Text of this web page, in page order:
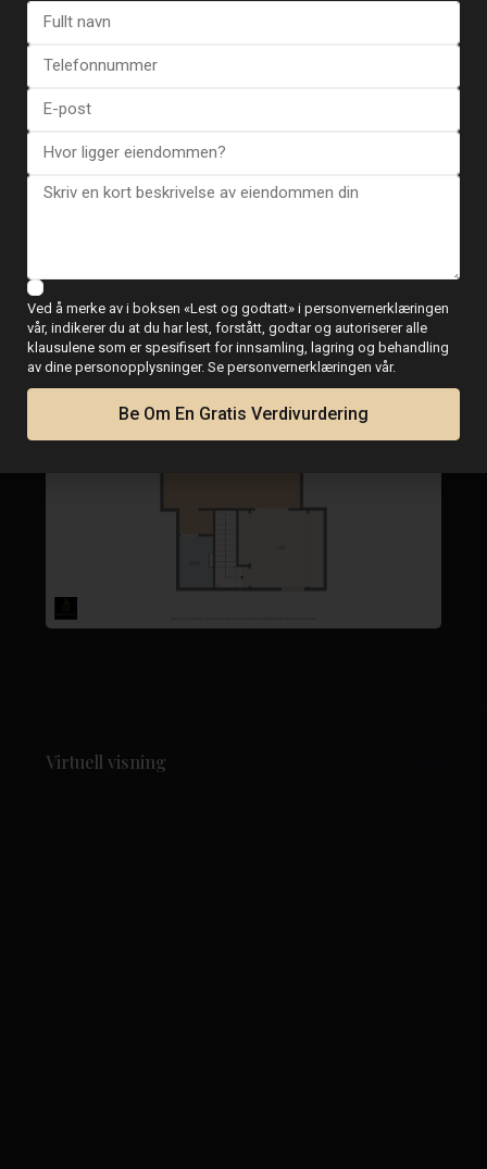
Virtuell visning
Ved å merke av i boksen «Lest og godtatt» i personvernerklæringen
vår, indikerer du at du har lest, forstått, godtar og autoriserer alle
klausulene som er spesifisert for innsamling, lagring og behandling
av dine personopplysninger. Se personvernerklæringen vår.
Be Om En Gratis Verdivurdering